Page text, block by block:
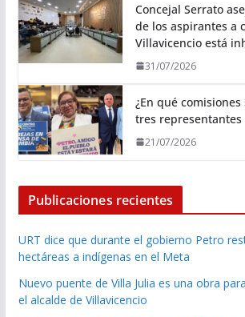
Concejal Serrato
de los aspirantes a
Villavicencio está
31/07/2026
¿En qué
tres representantes
21/07/2026
Publicaciones recientes
URT dice que durante el gobierno Petro
hectáreas a indígenas en el Meta
Nuevo puente de Villa Julia es una obra
el alcalde de Villavicencio